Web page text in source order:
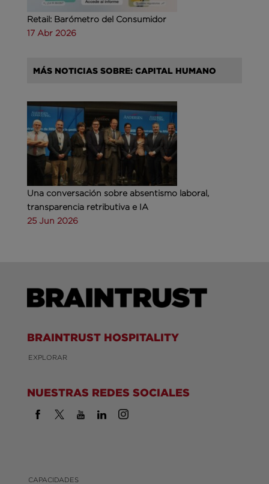
Retail: Barómetro del Consumidor
17 Abr 2026
MÁS NOTICIAS SOBRE: CAPITAL HUMANO
Una conversación sobre absentismo laboral,
transparencia retributiva e IA
25 Jun 2026
BRAINTRUST HOSPITALITY
EXPLORAR
NUESTRAS REDES SOCIALES
CAPACIDADES